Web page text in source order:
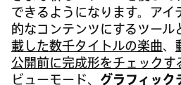
できるようになります。アイ
的なコンテンツにするツール
載した数千タイトルの楽曲、
公開前に完成形をチェックす
ビューモード、 グラフィック